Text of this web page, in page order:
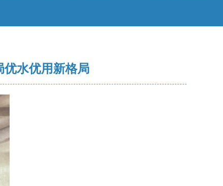
水优用新格局